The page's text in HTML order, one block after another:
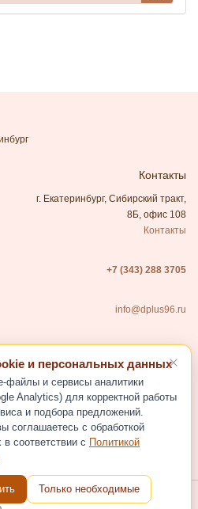
Контакты
г. Екатеринбург, Сибирский тракт,
8Б, офис 108
Контакты
+7 (343) 288 3705
info@dplus96.ru
и персональных данных
файлы и сервисы аналитики
Analytics) для корректной работы
и подбора предложений.
соглашаетесь с обработкой
соответствии с
Политикой
Только необходимые